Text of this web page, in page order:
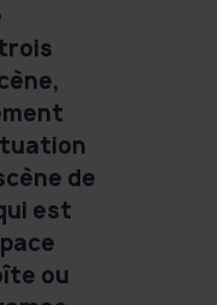
de
est
ou